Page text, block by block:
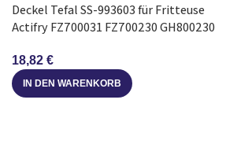
Tefal AL80100012A
Tefal FZ70000012E
Deckel Tefal SS-993603 für Fritteuse
Actifry FZ700031 FZ700230 GH800230
18,82 €
IN DEN WARENKORB